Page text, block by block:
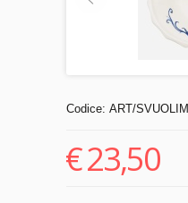
Codice: ART/SVUOLIM
€23,50